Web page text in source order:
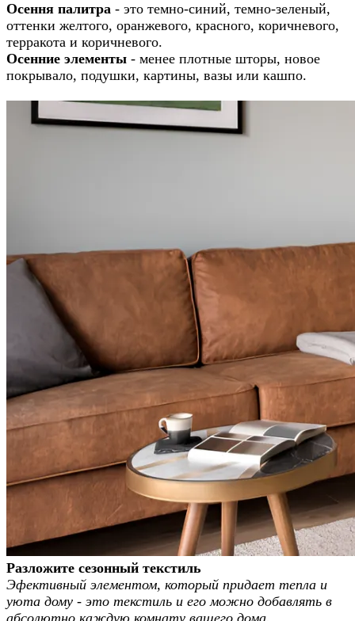
Осення палитра - это темно-синий, темно-зеленый,
оттенки желтого, оранжевого, красного, коричневого,
терракота и коричневого.
Осенние элементы - менее плотные шторы, новое
покрывало, подушки, картины, вазы или кашпо.
Разложите сезонный текстиль
Эфективный элементом, который придает тепла и
уюта дому - это текстиль и его можно добавлять в